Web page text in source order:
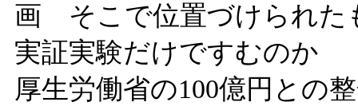
画 そこで位置づけられた
実証実験だけですむのか
厚生労働省の100億円との